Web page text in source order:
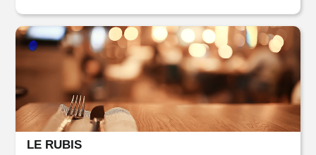
LE RUBIS